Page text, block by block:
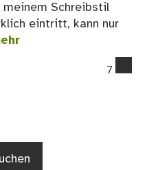
Schreibstil
eintritt, kann nur
7